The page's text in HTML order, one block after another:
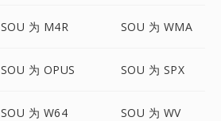
SOU 为 M4R SOU 为 WMA
SOU 为 OPUS SOU 为 SPX
SOU 为 W64 SOU 为 WV